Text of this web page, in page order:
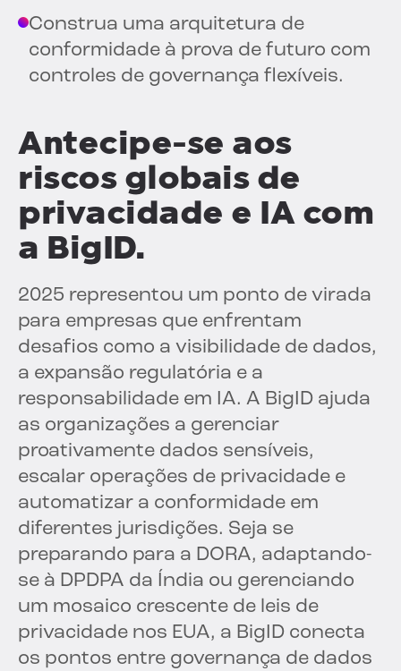
Construa uma arquitetura de
conformidade à prova de futuro com
controles de governança flexíveis.
Antecipe-se aos
riscos globais de
privacidade e IA com
a BigID.
2025 representou um ponto de virada
para empresas que enfrentam
desafios como a visibilidade de dados,
a expansão regulatória e a
responsabilidade em IA. A BigID ajuda
as organizações a gerenciar
proativamente dados sensíveis,
escalar operações de privacidade e
automatizar a conformidade em
diferentes jurisdições. Seja se
preparando para a DORA, adaptando-
se à DPDPA da Índia ou gerenciando
um mosaico crescente de leis de
privacidade nos EUA, a BigID conecta
os pontos entre governança de dados